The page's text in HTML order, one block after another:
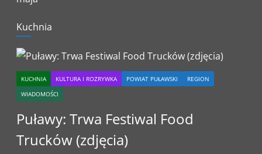
Kuchnia
KUCHNIA KULTURA I ROZRYWKA POWIAT PUŁAWSKI
REGION
WIADOMOŚCI
Puławy: Trwa Festiwal Food
Trucków (zdjęcia)